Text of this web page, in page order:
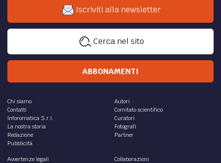
Iscriviti alla newsletter
Cerca nel sito
ABBONAMENTI
Chi siamo
Contatti
Inforomatica S.r.l.
La nostra storia
Redazione
Pubblicità
Autori
Comitato scientifico
Curatori
Fotografi
Partner
Avvertenze legali
Collaborazioni